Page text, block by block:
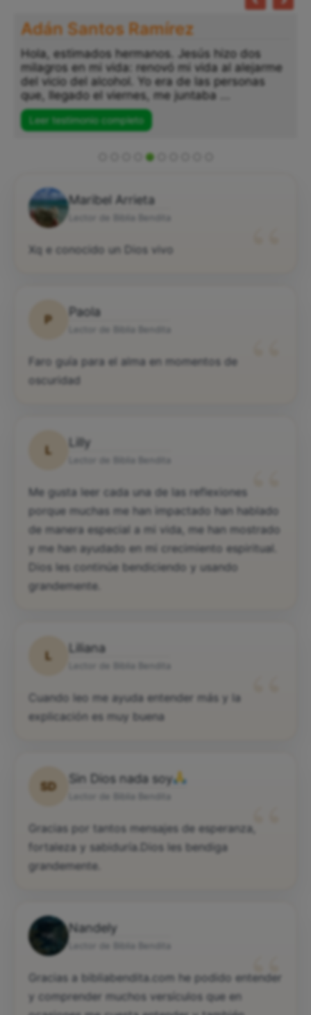
Adán Santos Ramírez
Hola, estimados hermanos. Jesús hizo dos
milagros en mi vida: renovó mi vida al alejarme
del vicio del alcohol. Yo era de las personas
que, llegado el viernes, me juntaba ...
Leer testimonio completo
Maribel Arrieta
Xq e conocido un Dios vivo
P
Paola
Faro guía para el alma en momentos de
oscuridad
L
Lilly
“
Me gusta leer cada una de las reflexiones
porque muchas me han impactado han hablado
de manera especial a mi vida, me han mostrado
y me han ayudado en mi crecimiento espiritual.
Dios les continúe bendiciendo y usando
grandemente.
L
Liliana
Cuando leo me ayuda entender más y la
explicación es muy buena
SD
Sin Dios nada soy
“
Gracias por tantos mensajes de esperanza,
fortaleza y sabiduría.Dios les bendiga
grandemente.
Nandely
“
Gracias a bibliabendita.com he podido entender
y comprender muchos versículos que en